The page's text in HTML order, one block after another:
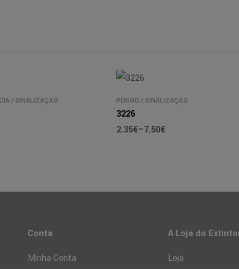
/ SINALIZAÇÃO PERIGO / SINALIZAÇÃO
3226
2.35€–7.50€
Conta
Minha Conta
A Loja do
Loja